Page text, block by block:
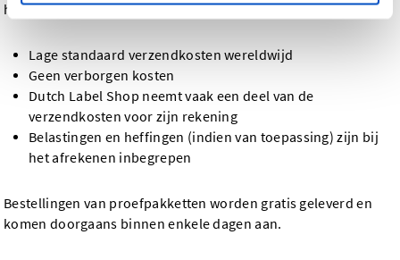
houden we de kosten laag:
Lage standaard verzendkosten wereldwijd
Geen verborgen kosten
Dutch Label Shop neemt vaak een deel van de
verzendkosten voor zijn rekening
Belastingen en heffingen (indien van toepassing) zijn bij
het afrekenen inbegrepen
Bestellingen van proefpakketten worden gratis geleverd en
komen doorgaans binnen enkele dagen aan.